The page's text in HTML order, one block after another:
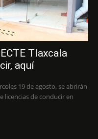
Tlaxcala
aquí
19 de agosto, se abrirán
licencias de conducir en